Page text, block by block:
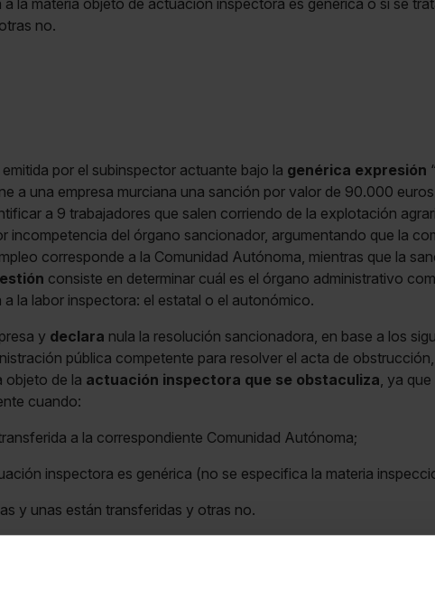
la materia objeto de actuación inspectora es genérica o si se
no.
emitida por el subinspector actuante bajo la genérica expresión
a una empresa murciana una sanción por valor de 90.000
a 9 trabajadores que salen corriendo de la explotación
incompetencia del órgano sancionador, argumentando que la
corresponde a la Comunidad Autónoma, mientras que la
consiste en determinar cuál es el órgano administrativo
la labor inspectora: el estatal o el autonómico.
y declara nula la resolución sancionadora, en base a los
pública competente para resolver el acta de
objeto de la actuación inspectora que se obstaculiza, ya
cuando:
a la correspondiente Comunidad Autónoma;
inspectora es genérica (no se especifica la materia
y unas están transferidas y otras no.
corresponde a la
4). Además, la mera referencia genérica a 'empleo y Seguridad